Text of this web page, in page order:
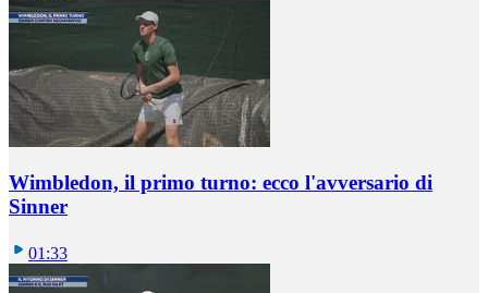
Wimbledon, il primo turno: ecco l'avversario di
Sinner
01:33